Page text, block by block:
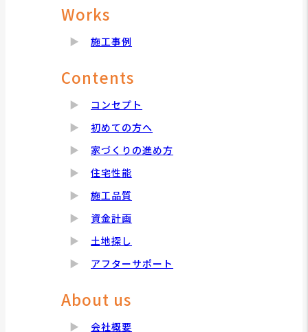
Works
施工事例
Contents
コンセプト
初めての方へ
家づくりの進め方
住宅性能
施工品質
資金計画
土地探し
アフターサポート
About us
会社概要